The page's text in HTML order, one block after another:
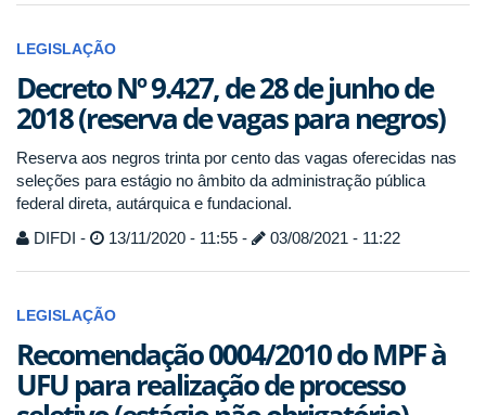
LEGISLAÇÃO
Decreto Nº 9.427, de 28 de junho de
2018 (reserva de vagas para negros)
Reserva aos negros trinta por cento das vagas oferecidas nas
seleções para estágio no âmbito da administração pública
federal direta, autárquica e fundacional.
DIFDI -
13/11/2020 - 11:55 - 03/08/2021 - 11:22
LEGISLAÇÃO
Recomendação 0004/2010 do MPF à
UFU para realização de processo